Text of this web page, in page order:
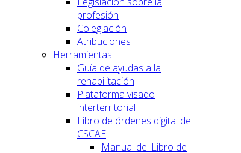
profesión
Colegiación
Atribuciones
Herramientas
Guía de ayudas a la
rehabilitación
Plataforma visado
interterritorial
Libro de órdenes digital del
CSCAE
Manual del Libro de